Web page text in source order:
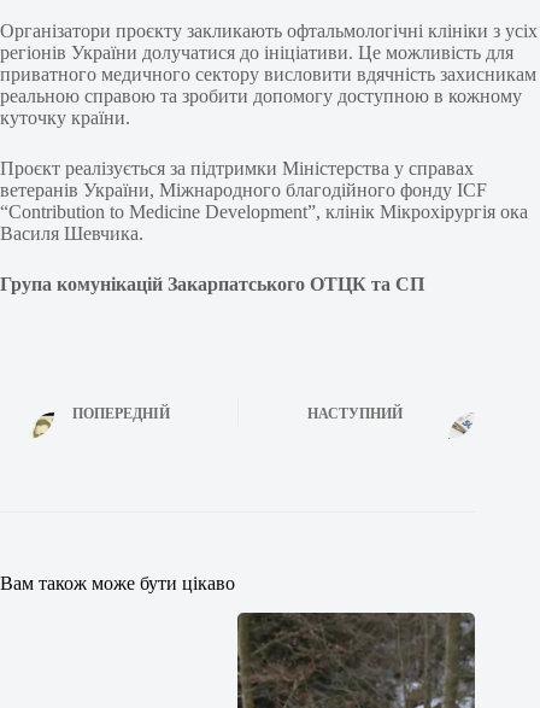
Організатори проєкту закликають офтальмологічні клініки з усіх
регіонів України долучатися до ініціативи. Це можливість для
приватного медичного сектору висловити вдячність захисникам
реальною справою та зробити допомогу доступною в кожному
куточку країни.
Проєкт реалізується за підтримки Міністерства у справах
ветеранів України, Міжнародного благодійного фонду ICF
“Contribution to Medicine Development”, клінік Мікрохірургія ока
Василя Шевчика.
Група комунікацій Закарпатського ОТЦК та СП
ПОПЕРЕДНІЙ НАСТУПНИЙ
Вам також може бути цікаво